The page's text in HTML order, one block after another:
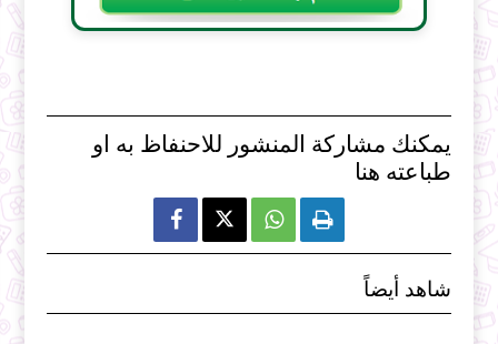
يمكنك مشاركة المنشور للاحنفاظ به او
طباعته هنا
  
شاهد أيضاً